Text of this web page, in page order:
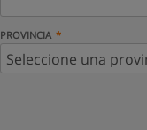
PROVINCIA